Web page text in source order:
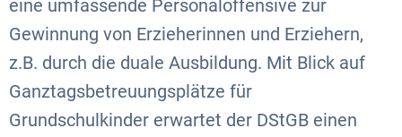
eine umfassende Personaloffensive zur
Gewinnung von Erzieherinnen und Erziehern,
z.B. durch die duale Ausbildung. Mit Blick auf
Ganztagsbetreuungsplätze für
Grundschulkinder erwartet der DStGB einen